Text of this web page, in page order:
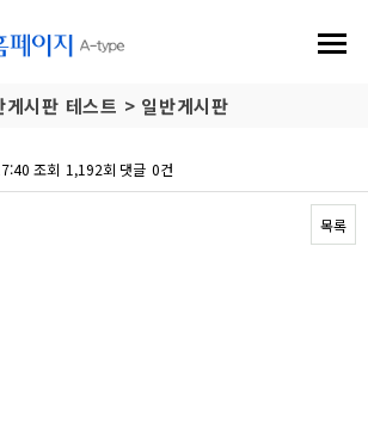
게시판 테스트 > 일반게시판
조회 1,192회 댓글 0건
목록